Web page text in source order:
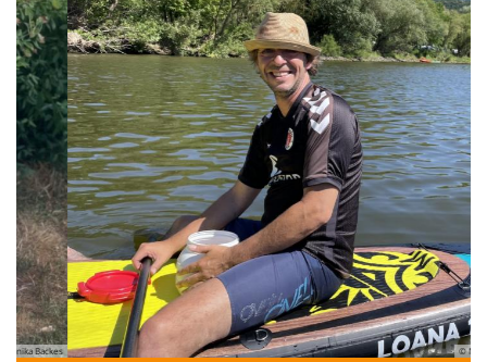
© Mark Borger